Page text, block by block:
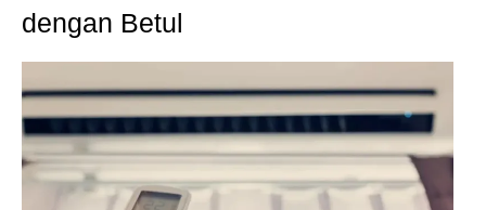
dengan Betul